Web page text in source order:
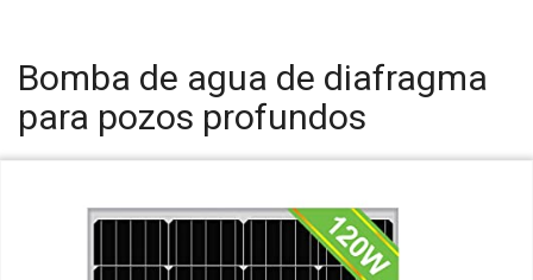
Bomba de agua de diafragma
para pozos profundos